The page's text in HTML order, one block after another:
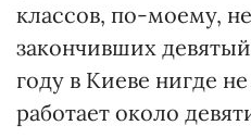
классов, по-моему,
закончивших
году в Киеве нигде
работает около